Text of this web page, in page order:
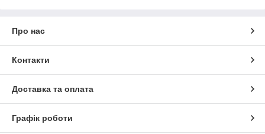
Про нас
Контакти
Доставка та оплата
Графік роботи